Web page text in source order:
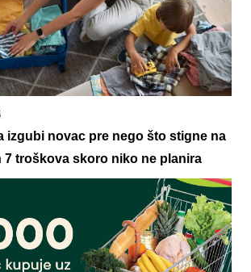
izgubi novac pre nego što stigne na
7 troškova skoro niko ne planira